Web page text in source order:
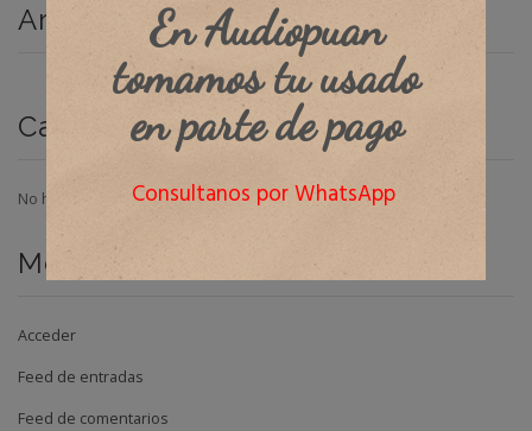
Archivos
Categorías
No hay categorías
Meta
Acceder
Feed de entradas
Feed de comentarios
En Audiopuan
tomamos tu usado
en parte de pago
Consultanos por WhatsApp